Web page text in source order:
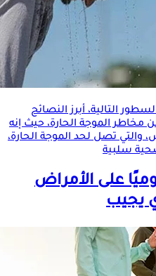
التالية، أبرز النصائح
مخاطر الموجة الحارة، حيث إنه
والتي تصل لحد الموجة الحارة،
سلبية
علىالأمراض
يجيب